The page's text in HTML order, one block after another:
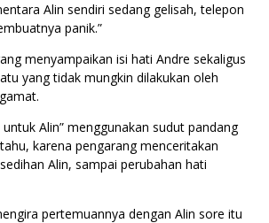
Alin sendiri sedang gelisah, telepon
panik.”
menyampaikan isi hati Andre sekaligus
yang tidak mungkin dilakukan oleh
untuk Alin” menggunakan sudut pandang
karena pengarang menceritakan
Alin, sampai perubahan hati
pertemuannya dengan Alin sore itu